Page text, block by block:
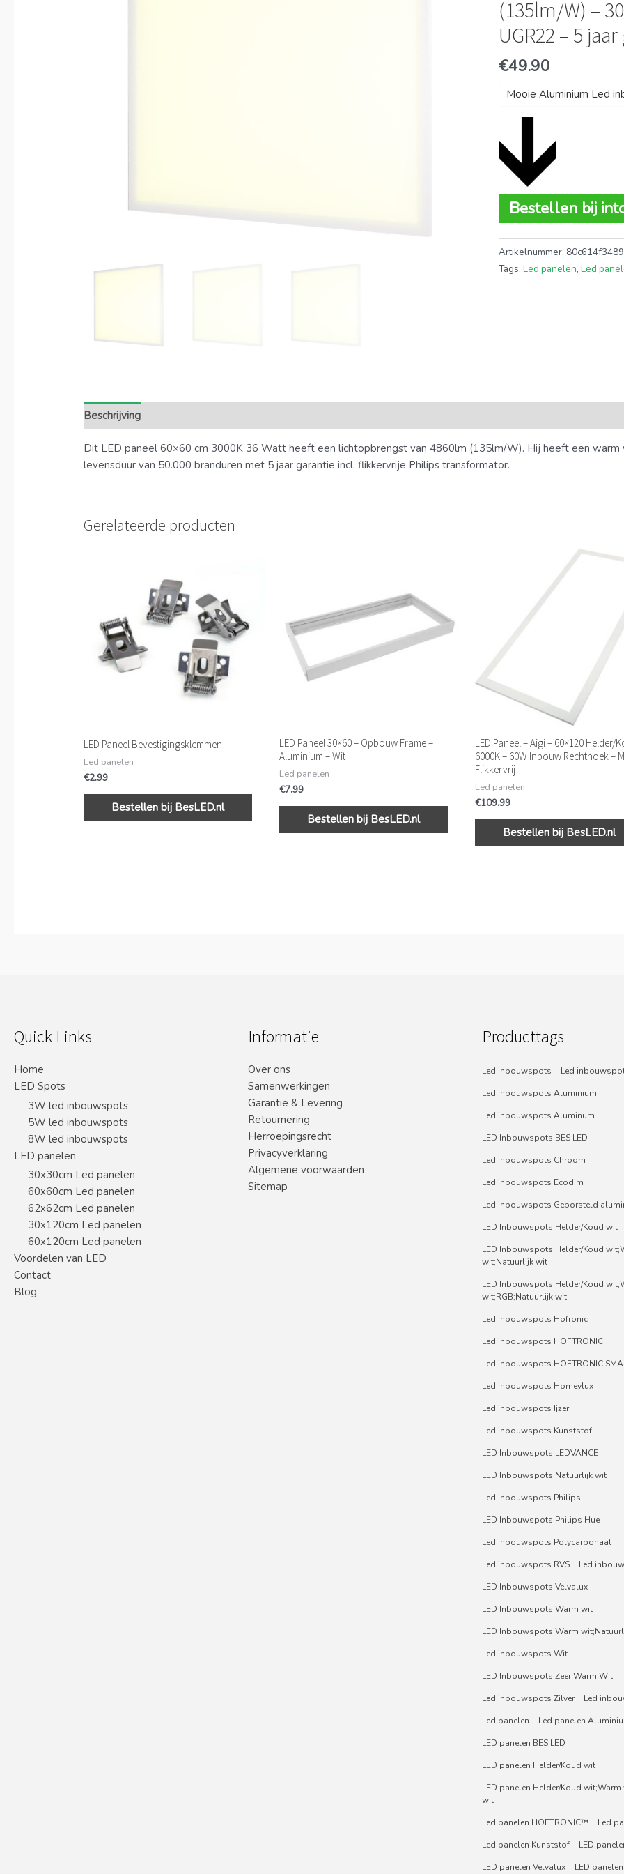
(135lm/W) –
UGR22 – 5
€49.90
Mooie Aluminium Led
Bestellen bij
Artikelnummer:
Tags:Led panelen,Led
Beschrijving
Dit LED paneel 60×60 cm 3000K 36 Watt heeft een lichtopbrengst van 4860lm (135lm/W). Hij heeft een
levensduur van 50.000 branduren met 5 jaar garantie incl. flikkervrije Philips transformator.
Gerelateerde producten
LED Paneel Bevestigingsklemmen
Led panelen
€2.99
Bestellen bij BesLED.nl
LED Paneel 30×60 – Opbouw Frame –
Aluminium – Wit
Led panelen
€7.99
Bestellen bij BesLED.nl
LED Paneel – Aigi – 60×120 Helder/
6000K – 60W Inbouw Rechthoek –
Flikkervrij
Led panelen
€109.99
Bestellen bij BesLED.nl
Quick Links
Home
LED Spots
3W led inbouwspots
5W led inbouwspots
8W led inbouwspots
LED panelen
30x30cm Led panelen
60x60cm Led panelen
62x62cm Led panelen
30x120cm Led panelen
60x120cm Led panelen
Voordelen van LED
Contact
Blog
Informatie
Over ons
Samenwerkingen
Garantie & Levering
Retournering
Herroepingsrecht
Privacyverklaring
Algemene voorwaarden
Sitemap
Producttags
Led inbouwspots
Led
Led inbouwspots Aluminium
Led inbouwspots Aluminum
LED Inbouwspots BES LED
Led inbouwspots Chroom
Led inbouwspots Ecodim
Led inbouwspots Geborsteld
LED Inbouwspots Helder/Koud wit
LED Inbouwspots Helder/Koud
wit;Natuurlijk wit
LED Inbouwspots Helder/Koud
wit;RGB;Natuurlijk wit
Led inbouwspots Hofronic
Led inbouwspots HOFTRONIC
Led inbouwspots HOFTRONIC
Led inbouwspots Homeylux
Led inbouwspots Ijzer
Led inbouwspots Kunststof
LED Inbouwspots LEDVANCE
LED Inbouwspots Natuurlijk wit
Led inbouwspots Philips
LED Inbouwspots Philips Hue
Led inbouwspots Polycarbonaat
Led inbouwspots RVS
Led
LED Inbouwspots Velvalux
LED Inbouwspots Warm wit
LED Inbouwspots Warm
Led inbouwspots Wit
LED Inbouwspots Zeer Warm Wit
Led inbouwspots Zilver
Led
Led panelen
Led panelen
LED panelen BES LED
LED panelen Helder/Koud wit
LED panelen Helder/Koud
wit
Led panelen HOFTRONIC™
Led
Led panelen Kunststof
LED
LED panelen Velvalux
LED